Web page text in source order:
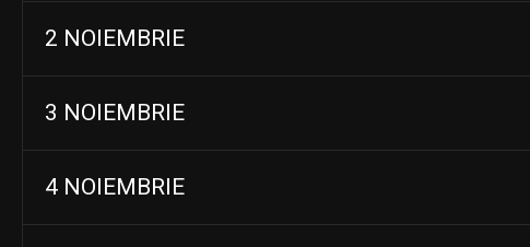
2 NOIEMBRIE
3 NOIEMBRIE
4 NOIEMBRIE